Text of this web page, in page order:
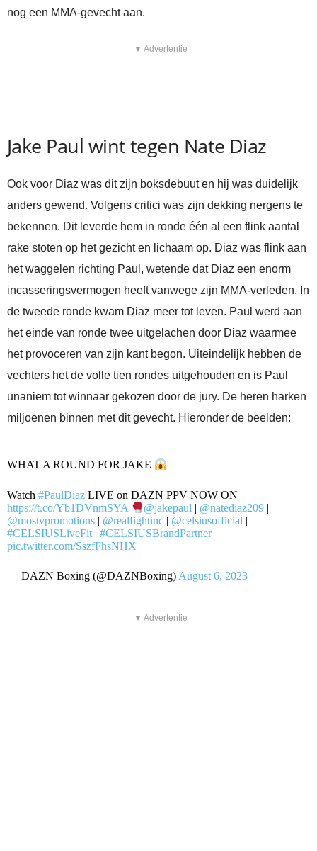
nog een MMA-gevecht aan.
▼ Advertentie
Jake Paul wint tegen Nate Diaz
Ook voor Diaz was dit zijn boksdebuut en hij was duidelijk
anders gewend. Volgens critici was zijn dekking nergens te
bekennen. Dit leverde hem in ronde één al een flink aantal
rake stoten op het gezicht en lichaam op. Diaz was flink aan
het waggelen richting Paul, wetende dat Diaz een enorm
incasseringsvermogen heeft vanwege zijn MMA-verleden. In
de tweede ronde kwam Diaz meer tot leven. Paul werd aan
het einde van ronde twee uitgelachen door Diaz waarmee
het provoceren van zijn kant begon. Uiteindelijk hebben de
vechters het de volle tien rondes uitgehouden en is Paul
unaniem tot winnaar gekozen door de jury. De heren harken
miljoenen binnen met dit gevecht. Hieronder de beelden:
WHAT A ROUND FOR JAKE
Watch #PaulDiaz LIVE on DAZN PPV NOW ON
https://t.co/Yb1DVnmSYA
@jakepaul | @natediaz209 |
@mostvpromotions | @realfightinc | @celsiusofficial |
#CELSIUSLiveFit | #CELSIUSBrandPartner
pic.twitter.com/SszfFhsNHX
— DAZN Boxing (@DAZNBoxing) August 6, 2023
▼ Advertentie